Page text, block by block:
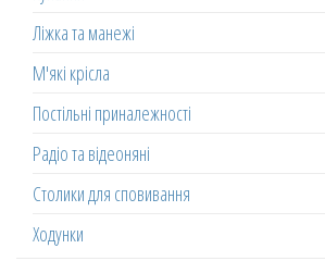
Ліжка та манежі
М'які крісла
Постільні приналежності
Радіо та відеоняні
Столики для сповивання
Ходунки